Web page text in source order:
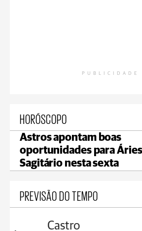
PUBLICIDADE
HORÓSCOPO
Astros apontam boas
oportunidades para
Sagitário nesta sexta
PREVISÃO DO TEMPO